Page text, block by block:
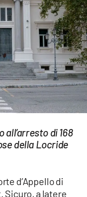
all’arresto di 168
della Locride
d’Appello di
Sicuro, a latere